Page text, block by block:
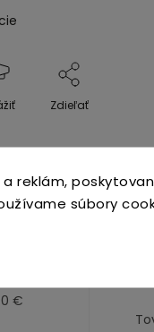
reklám,
súbory
Zdieľať
€